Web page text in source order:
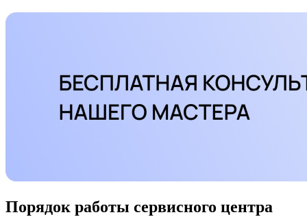
Порядок работы сервисного центра